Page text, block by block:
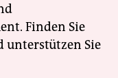
Finden Sie
unterstützen Sie